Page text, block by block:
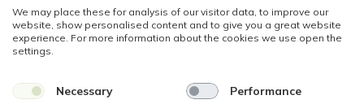
Tel.:+49 611 9742 872
Fax: +49 611 9742 896
Mail:
info@stadtblick-immobilien.de
We may place these for analysis of our visitor data, to improve our
website, show personalised content and to give you a great website
experience. For more information about the cookies we use open the
settings.
Necessary Performance